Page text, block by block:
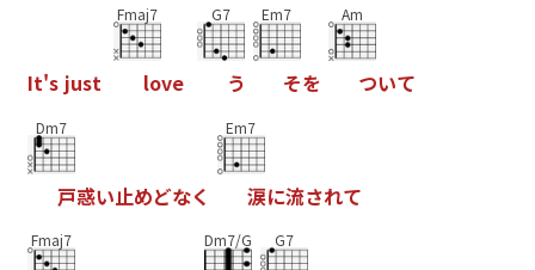
It's just
Fmaj7
love
G7
う
Em7
そを
Am
ついて
Dm7
戸惑い止めどなく
Em7
涙に流されて
Fmaj7 Dm7/G G7